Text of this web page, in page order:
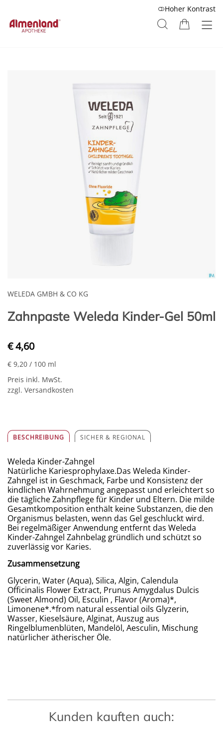
Hoher Kontrast
WELEDA GMBH & CO KG
Zahnpaste Weleda Kinder-Gel 50ml
€ 4,60
€ 9,20 / 100 ml
Preis inkl. MwSt.
zzgl. Versandkosten
BESCHREIBUNG SICHER & REGIONAL
Weleda Kinder-Zahngel
Natürliche Kariesprophylaxe.Das Weleda Kinder-
Zahngel ist in Geschmack, Farbe und Konsistenz der
kindlichen Wahrnehmung angepasst und erleichtert so
die tägliche Zahnpflege für Kinder und Eltern. Die milde
Gesamtkomposition enthält keine Substanzen, die den
Organismus belasten, wenn das Gel geschluckt wird.
Bei regelmäßiger Anwendung entfernt das Weleda
Kinder-Zahngel Zahnbelag gründlich und schützt so
zuverlässig vor Karies.
Zusammensetzung
Glycerin, Water (Aqua), Silica, Algin, Calendula
Officinalis Flower Extract, Prunus Amygdalus Dulcis
(Sweet Almond) Oil, Esculin , Flavor (Aroma)*,
Limonene*.*from natural essential oils Glyzerin,
Wasser, Kieselsäure, Alginat, Auszug aus
Ringelblumenblüten, Mandelöl, Aesculin, Mischung
natürlicher ätherischer Öle.
Kunden kauften auch: